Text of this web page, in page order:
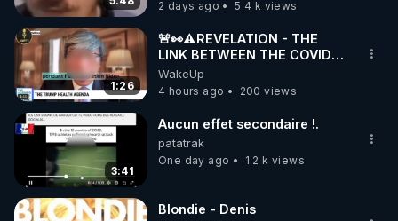
code : REGENERE10
▶ 30 jours gratuit sur l’application de méditation et
de bien-être ENVOL :
Rendez-vous sur https://www.envol.app/code
le code : REGENERE
2 days ago 5.4 k views
1:26
🚨👀⚠️REVELATION - THE
LINK BETWEEN THE COVID
VACCINE AND CANCER -LIEN
VACCIN COVID ET CANCER
WakeUp
4 hours ago
200 views
3:41
Aucun effet secondaire !.
patatrak
One day ago
1.2 k views
Blondie - Denis